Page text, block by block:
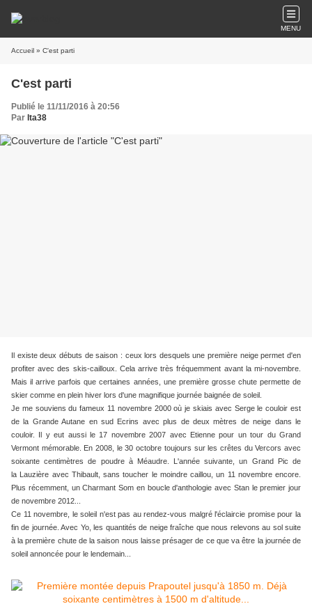
MENU
Accueil » C'est parti
C'est parti
Publié le 11/11/2016 à 20:56
Par lta38
Il existe deux débuts de saison : ceux lors desquels une première neige permet d'en
profiter avec des skis-cailloux. Cela arrive très fréquemment avant la mi-novembre.
Mais il arrive parfois que certaines années, une première grosse chute permette de
skier comme en plein hiver lors d'une magnifique journée baignée de soleil.
Je me souviens du fameux 11 novembre 2000 où je skiais avec Serge le couloir est
de la Grande Autane en sud Ecrins avec plus de deux mètres de neige dans le
couloir. Il y eut aussi le 17 novembre 2007 avec Etienne pour un tour du Grand
Vermont mémorable. En 2008, le 30 octobre toujours sur les crêtes du Vercors avec
soixante centimètres de poudre à Méaudre. L'année suivante, un Grand Pic de
la Lauzière avec Thibault, sans toucher le moindre caillou, un 11 novembre encore.
Plus récemment, un Charmant Som en boucle d'anthologie avec Stan le premier jour
de novembre 2012...
Ce 11 novembre, le soleil n'est pas au rendez-vous malgré l'éclaircie promise pour la
fin de journée. Avec Yo, les quantités de neige fraîche que nous relevons au sol suite
à la première chute de la saison nous laisse présager de ce que va être la journée de
soleil annoncée pour le lendemain...